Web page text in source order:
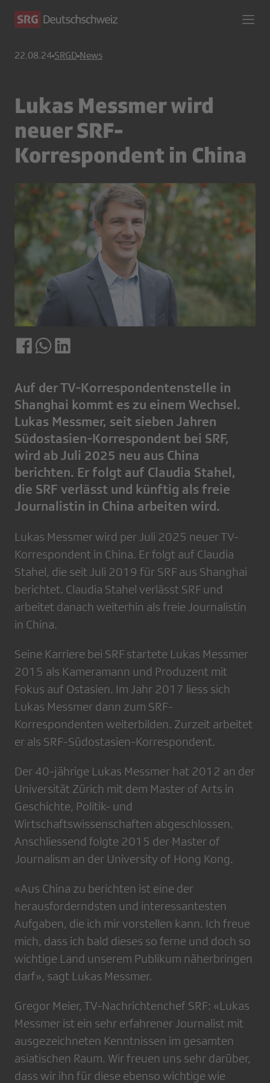
22.08.24 SRGD News
Lukas Messmer wird
neuer SRF-
Korrespondent in China
Auf der TV-Korrespondentenstelle in
Shanghai kommt es zu einem Wechsel.
Lukas Messmer, seit sieben Jahren
Südostasien-Korrespondent bei SRF,
wird ab Juli 2025 neu aus China
berichten. Er folgt auf Claudia Stahel,
die SRF verlässt und künftig als freie
Journalistin in China arbeiten wird.
Lukas Messmer wird per Juli 2025 neuer TV-
Korrespondent in China. Er folgt auf Claudia
Stahel, die seit Juli 2019 für SRF aus Shanghai
berichtet. Claudia Stahel verlässt SRF und
arbeitet danach weiterhin als freie Journalistin
in China.
Seine Karriere bei SRF startete Lukas Messmer
2015 als Kameramann und Produzent mit
Fokus auf Ostasien. Im Jahr 2017 liess sich
Lukas Messmer dann zum SRF-
Korrespondenten weiterbilden. Zurzeit arbeitet
er als SRF-Südostasien-Korrespondent.
Der 40-jährige Lukas Messmer hat 2012 an der
Universität Zürich mit dem Master of Arts in
Geschichte, Politik- und
Wirtschaftswissenschaften abgeschlossen.
Anschliessend folgte 2015 der Master of
Journalism an der University of Hong Kong.
«Aus China zu berichten ist eine der
herausforderndsten und interessantesten
Aufgaben, die ich mir vorstellen kann. Ich freue
mich, dass ich bald dieses so ferne und doch so
wichtige Land unserem Publikum näherbringen
darf», sagt Lukas Messmer.
Gregor Meier, TV-Nachrichtenchef SRF: «Lukas
Messmer ist ein sehr erfahrener Journalist mit
ausgezeichneten Kenntnissen im gesamten
asiatischen Raum. Wir freuen uns sehr darüber,
dass wir ihn für diese ebenso wichtige wie